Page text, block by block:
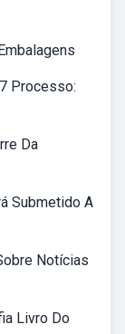
Processo:
Da
Submetido A
Notícias
Livro Do